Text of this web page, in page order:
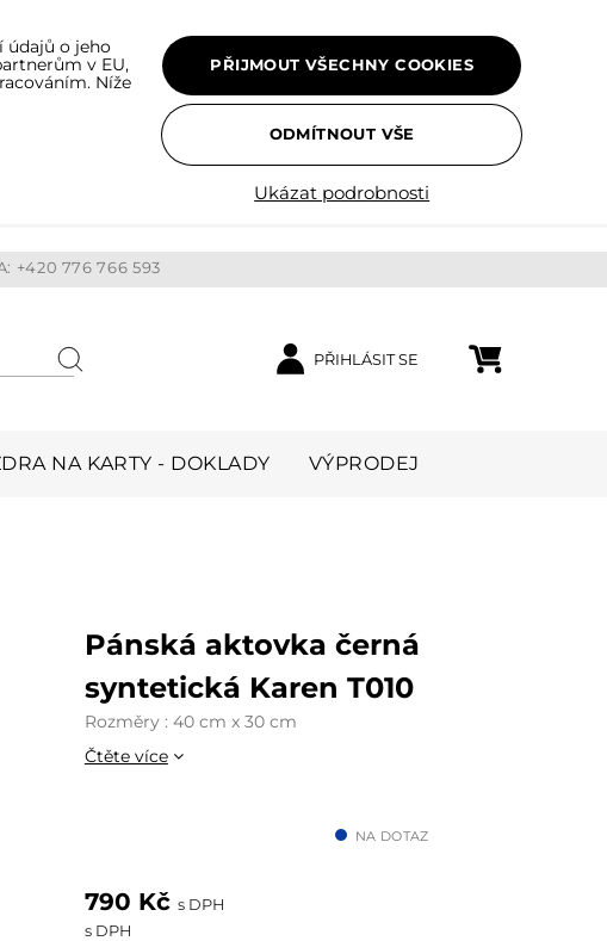
PŘIHLÁSIT SE
Nákupní košík
+420 776 766 593
NA KARTY - DOKLADY VÝPRODEJ
Pánská aktovka černá
syntetická Karen T010
Rozměry : 40 cm x 30 cm
Čtěte více
NA DOTAZ
790 Kč s DPH
s DPH
údajů o jeho
v EU,
Níže
Ukázat podrobnosti
PŘIJMOUT VŠECHNY COOKIES
ODMÍTNOUT VŠE